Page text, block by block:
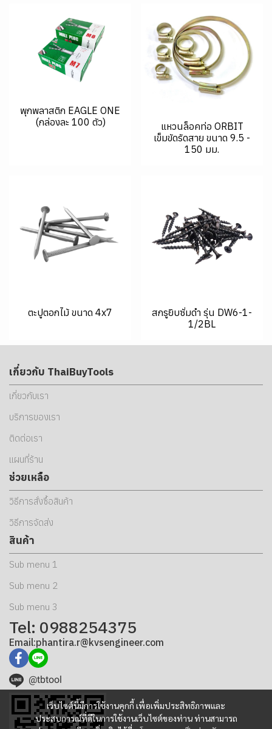
พุกพลาสติก EAGLE ONE
(กล่องละ 100 ตัว)
แหวนล็อคท่อ ORBIT
เข็มขัดรัดสาย ขนาด 9.5 -
150 มม.
ตะปูตอกไม้ ขนาด 4x7
สกรูยิบซั่มดำ รุ่น DW6-1-
1/2BL
เว็บไซต์นี้มีการใช้งานคุกกี้ เพื่อเพิ่มประสิทธิภาพและ
ประสบการณ์ที่ดีในการใช้งานเว็บไซต์ของท่าน ท่านสามารถ
เกี่ยวกับ ThaiBuyTools
เกี่ยวกับเรา
บริการของเรา
ติดต่อเรา
แผนที่ร้าน
ช่วยเหลือ
วิธีการสั่งซื้อสินค้า
วิธีการจัดส่ง
สินค้า
Sub menu 1
Sub menu 2
Sub menu 3
Tel: 0988254375
Email:phantira.r@kvsengineer.com
@tbtool